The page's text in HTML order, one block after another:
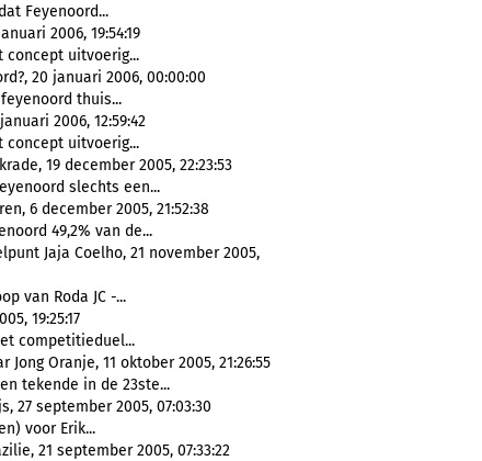
Feyenoord...
2006, 19:54:19
concept uitvoerig...
20 januari 2006, 00:00:00
thuis...
2006, 12:59:42
concept uitvoerig...
19 december 2005, 22:23:53
slechts een...
6 december 2005, 21:52:38
49,2% van de...
Jaja Coelho, 21 november 2005,
van Roda JC -...
19:25:17
competitieduel...
Oranje, 11 oktober 2005, 21:26:55
tekende in de 23ste...
27 september 2005, 07:03:30
voor Erik...
21 september 2005, 07:33:22